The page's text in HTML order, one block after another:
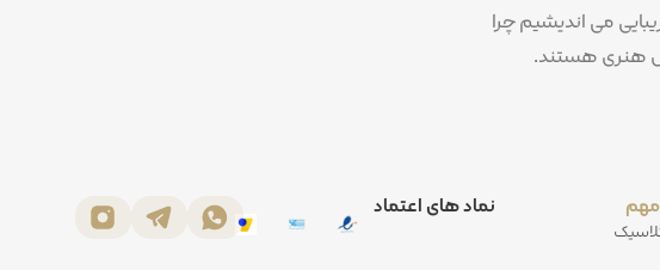
می اندیشیم چرا
هنری هستند.
نماد های اعتماد